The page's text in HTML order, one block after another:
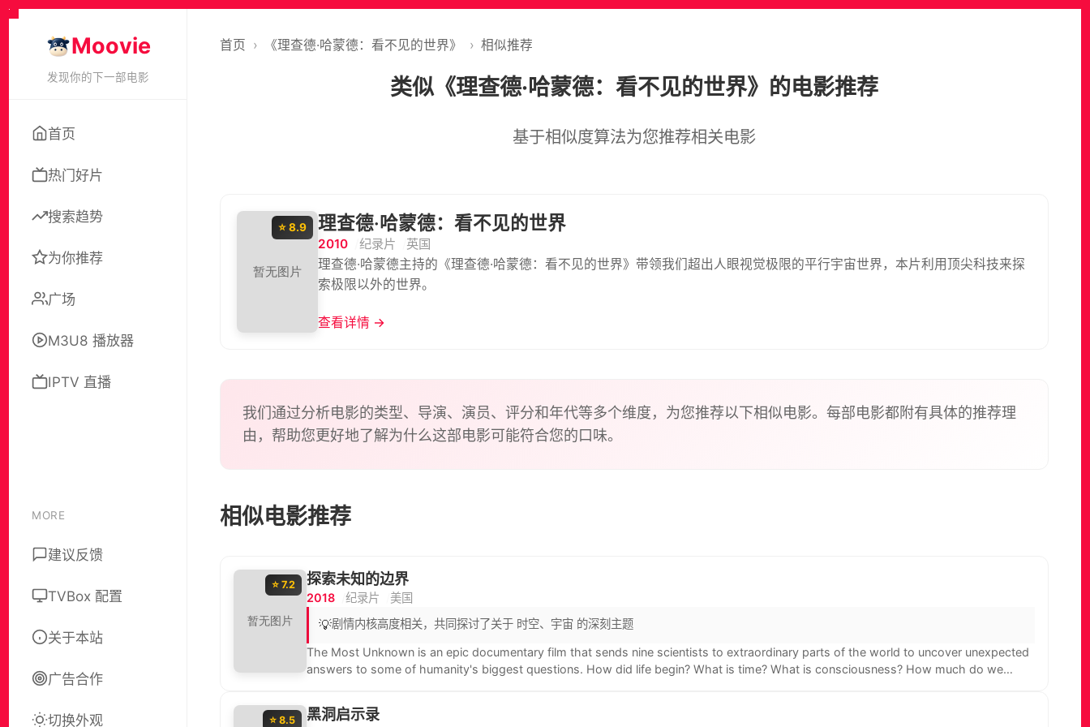
Moovie
发现你的下一部电影
首页
热门好片
搜索趋势
为你推荐
广场
M3U8 播放器
IPTV 直播
MORE
建议反馈
TVBox 配置
关于本站
广告合作
切换外观
首页 › 《理查德·哈蒙德：看不见的世界》 › 相似推荐
类似《理查德·哈蒙德：看不见的世界》的电影推荐
基于相似度算法为您推荐相关电影
⭐ 8.9 理查德·哈蒙德：看不见的世界
2010 纪录片
英国
理查德·哈蒙德主持的《理查德·哈蒙德：看不见的世界》带领我们超出人眼视觉极限的平行宇宙世界，本片利用顶尖科技来探
索极限以外的世界。
查看详情 →
我们通过分析电影的类型、导演、演员、评分和年代等多个维度，为您推荐以下相似电影。每部电影都附有具体的推荐理
由，帮助您更好地了解为什么这部电影可能符合您的口味。
相似电影推荐
⭐ 7.2 探索未知的边界
2018 纪录片 美国
💡剧情内核高度相关，共同探讨了关于 时空、宇宙 的深刻主题
The Most Unknown is an epic documentary film that sends nine scientists to extraordinary parts of the world to uncover unexpected
answers to some of humanity's biggest questions. How did life begin? What is time? What is consciousness? How much do we
work they previously hadn't tackled, the film reveals the true potential of interdisciplinary collaboration, pushing the boundaries of
how science storytelling is approached. What emerges is a deeply human trip to the foundations of discovery and a powerful
⭐ 8.5 黑洞启示录